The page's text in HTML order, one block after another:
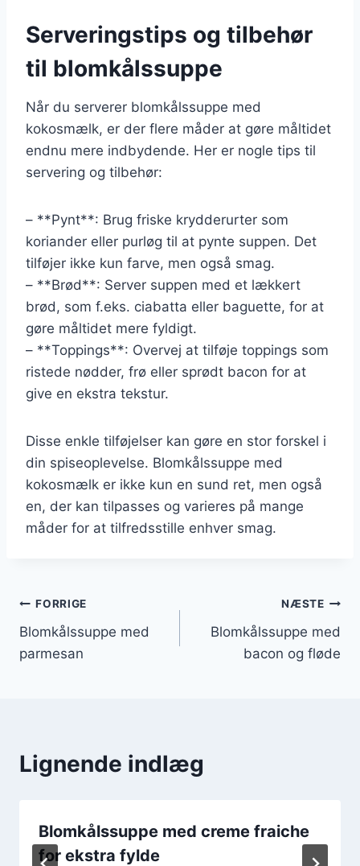
Serveringstips og tilbehør
til blomkålssuppe
Når du serverer blomkålssuppe med
kokosmælk, er der flere måder at gøre måltidet
endnu mere indbydende. Her er nogle tips til
servering og tilbehør:
– **Pynt**: Brug friske krydderurter som
koriander eller purløg til at pynte suppen. Det
tilføjer ikke kun farve, men også smag.
– **Brød**: Server suppen med et lækkert
brød, som f.eks. ciabatta eller baguette, for at
gøre måltidet mere fyldigt.
– **Toppings**: Overvej at tilføje toppings som
ristede nødder, frø eller sprødt bacon for at
give en ekstra tekstur.
Disse enkle tilføjelser kan gøre en stor forskel i
din spiseoplevelse. Blomkålssuppe med
kokosmælk er ikke kun en sund ret, men også
en, der kan tilpasses og varieres på mange
måder for at tilfredsstille enhver smag.
Indlægsnavigation
FORRIGE
Blomkålssuppe med
parmesan
NÆSTE
Blomkålssuppe med
bacon og fløde
Lignende indlæg
Blomkålssuppe med creme fraiche
for ekstra fylde